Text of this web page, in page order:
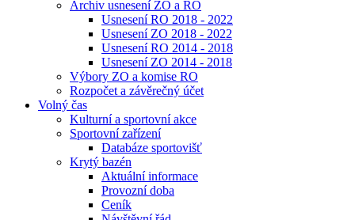
Archiv usnesení ZO a RO
Usnesení RO 2018 - 2022
Usnesení ZO 2018 - 2022
Usnesení RO 2014 - 2018
Usnesení ZO 2014 - 2018
Výbory ZO a komise RO
Rozpočet a závěrečný účet
Volný čas
Kulturní a sportovní akce
Sportovní zařízení
Databáze sportovišť
Krytý bazén
Aktuální informace
Provozní doba
Ceník